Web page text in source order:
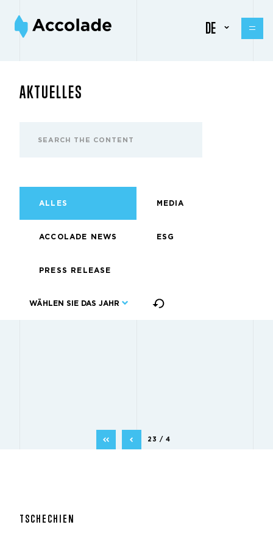
DE
AKTUELLES
ALLES MEDIA
ACCOLADE NEWS ESG
PRESS RELEASE
WÄHLEN SIE DAS JAHR
23 / 4
TSCHECHIEN